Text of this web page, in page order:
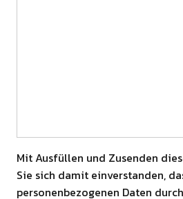
Mit Ausfüllen und Zusenden
Sie sich damit einverstanden,
personenbezogenen Daten